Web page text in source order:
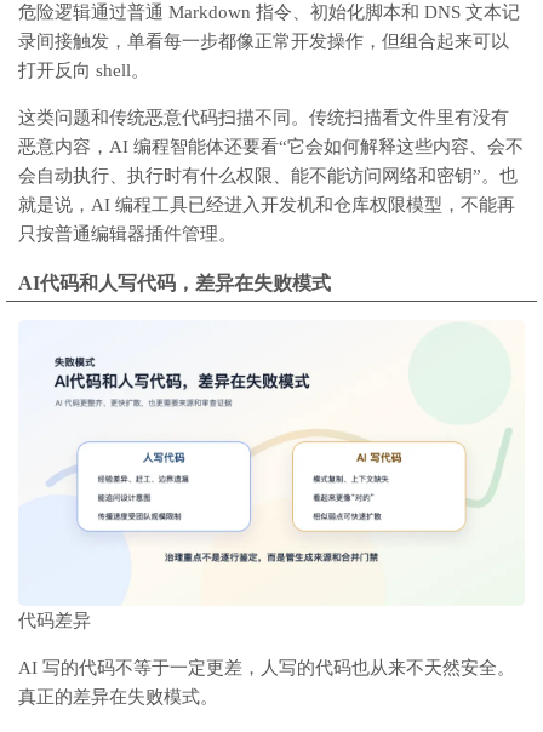
危险逻辑通过普通 Markdown 指令、初始化脚本和 DNS 文本记
录间接触发，单看每一步都像正常开发操作，但组合起来可以
打开反向 shell。
这类问题和传统恶意代码扫描不同。传统扫描看文件里有没有
恶意内容，AI 编程智能体还要看“它会如何解释这些内容、会不
会自动执行、执行时有什么权限、能不能访问网络和密钥”。也
就是说，AI 编程工具已经进入开发机和仓库权限模型，不能再
只按普通编辑器插件管理。
AI代码和人写代码，差异在失败模式
代码差异
AI 写的代码不等于一定更差，人写的代码也从来不天然安全。
真正的差异在失败模式。